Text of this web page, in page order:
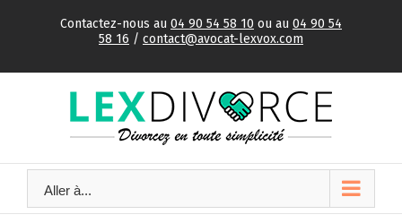
Contactez-nous au 04 90 54 58 10 ou au 04 90 54
58 16 / contact@avocat-lexvox.com
Aller à...